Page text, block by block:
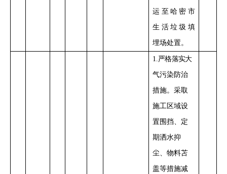
运至哈密市
生活垃圾填
埋场处置。
1.严格落实大
气污染防治
措施。采取
施工区域设
置围挡、定
期洒水抑
尘、物料苫
盖等措施减